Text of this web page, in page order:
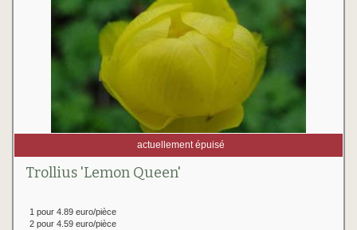
actuellement épuisé
Trollius 'Lemon Queen'
1 pour 4.89 euro/pièce
2 pour 4.59 euro/pièce